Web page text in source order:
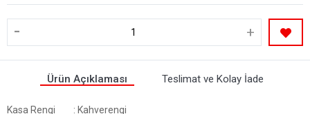
- +
Ürün Açıklaması Teslimat ve Kolay İade
Kasa Rengi
: Kahverengi